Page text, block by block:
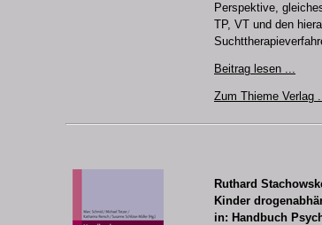
Perspektive,
TP, VT und den
Beitrag lesen ...
Zum Thieme Verlag
Ruthard
Kinder
in: Handbuch